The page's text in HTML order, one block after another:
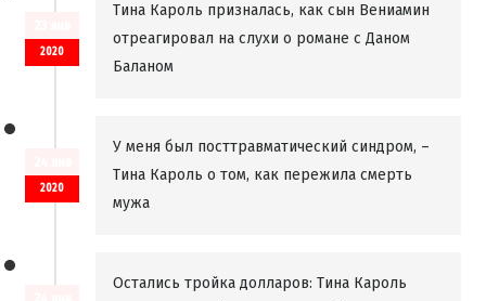
2020
Тина Кароль призналась, как сын Вениамин
отреагировал на слухи о романе с Даном
Баланом
2020
У меня был посттравматический синдром, –
Тина Кароль о том, как пережила смерть
мужа
Остались тройка долларов: Тина Кароль